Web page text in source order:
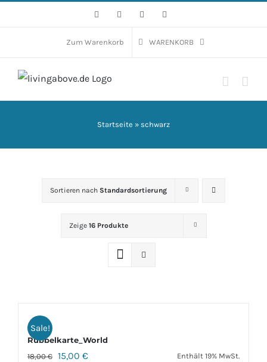
FacebookInstagramWhatsApp
Zum Warenkorb WARENKORB
Startseite » schwarz
Sortieren nach Standardsortierung
Zeige 16 Produkte
Sale!
Rubbelkarte_World
18,00€ 15,00 € Enthält 19% MwSt.